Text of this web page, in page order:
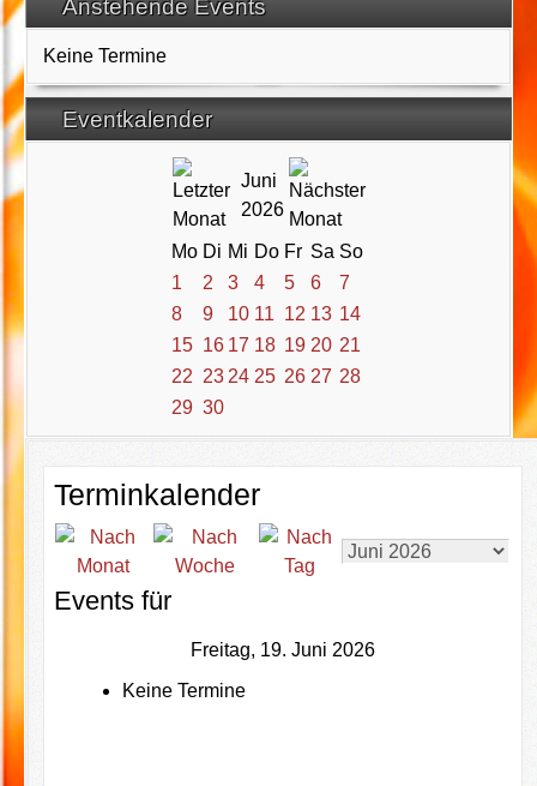
Anstehende Events
Keine Termine
Eventkalender
Juni
2026
Mo Di Mi Do Fr Sa So
1
2 3 4 5 6
7
8
9 10 11 12 13 14
15 16 17 18 19 20 21
22 23 24 25 26 27 28
29 30
Terminkalender
Events für
Freitag, 19. Juni 2026
Keine Termine